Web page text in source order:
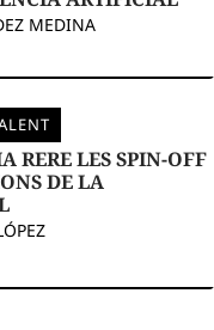
MEDINA
RERE LES SPIN-OFF
DE LA